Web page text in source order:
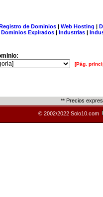
de Dominios| Web Hosting |
Dominios Expirados | Industrias |
[Pág.
** Precios
© 2002/2022 Solo10.com